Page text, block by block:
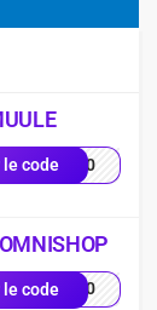
codeNG10
codep-10